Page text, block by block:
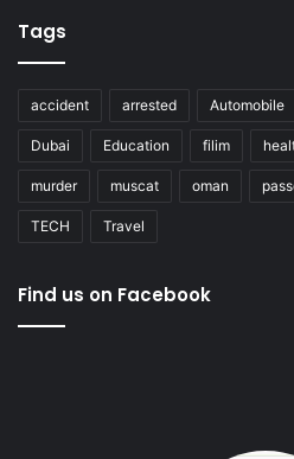
Tags
accident arrested Automobile
Dubai Education filim
murder muscat oman
TECH Travel
Find us on Facebook